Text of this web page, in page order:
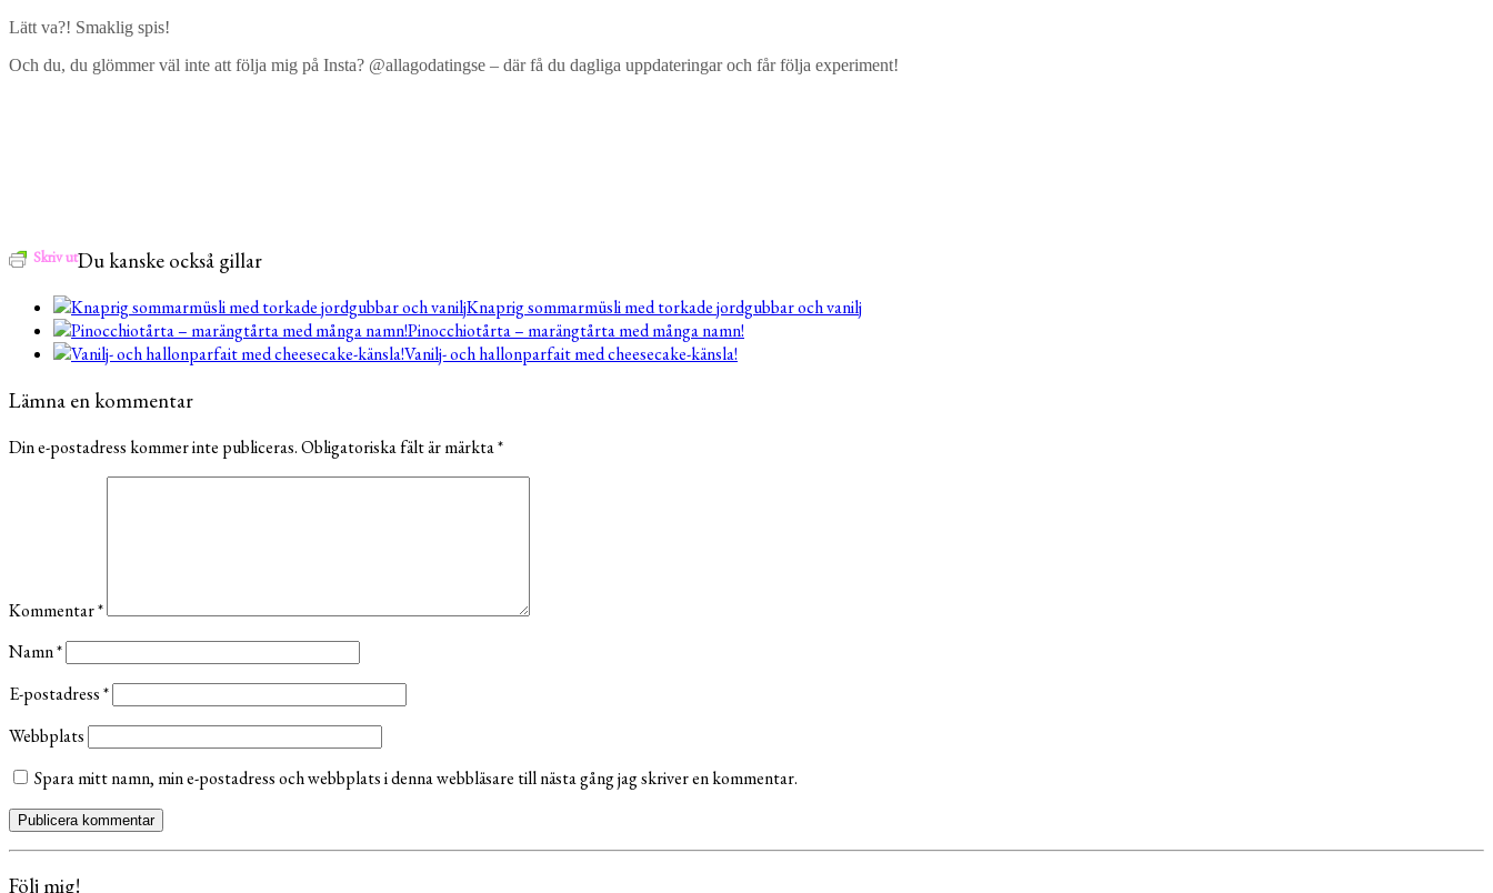
Lätt va?! Smaklig spis!
Och du, du glömmer väl inte att följa mig på Insta? @allagodatingse – där få du dagliga uppdateringar och får följa experiment!
Skriv utDu kanske också gillar
Knaprig sommarmüsli med torkade jordgubbar och vanilj
Pinocchiotårta – marängtårta med många namn!
Vanilj- och hallonparfait med cheesecake-känsla!
Lämna en kommentar
Din e-postadress kommer inte publiceras.Obligatoriska fält är märkta*
Kommentar*
Namn*
E-postadress*
Webbplats
Spara mitt namn, min e-postadress och webbplats i denna webbläsare till nästa gång jag skriver en kommentar.
Följ mig!